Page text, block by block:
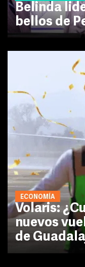
Belinda
bellos de
ECONOMÍA
Volaris:
nuevos
de